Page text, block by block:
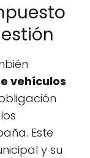
vehículos
Este
y su